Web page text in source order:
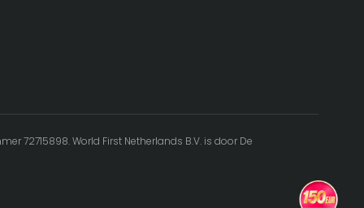
72715898. World First Netherlands B.V. is door De